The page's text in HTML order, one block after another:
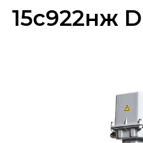
15с922нж